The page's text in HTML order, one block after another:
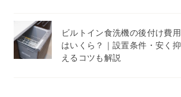
ビルトイン食洗機の後付け費用
はいくら？｜設置条件・安く抑
えるコツも解説